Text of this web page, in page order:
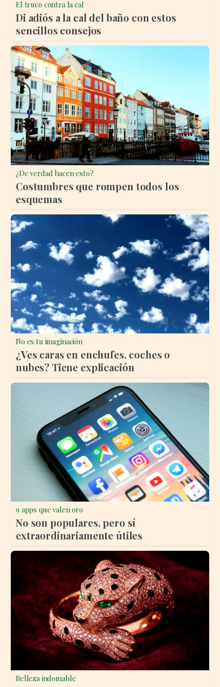
El truco contra la cal
Di adiós a la cal del baño con estos
sencillos consejos
¿De verdad hacen esto?
Costumbres que rompen todos los
esquemas
No es tu imaginación
¿Ves caras en enchufes, coches o
nubes? Tiene explicación
9 apps que valen oro
No son populares, pero sí
extraordinariamente útiles
Belleza indomable